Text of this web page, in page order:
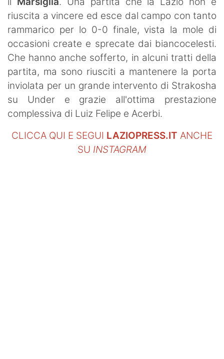
riuscita a vincere ed esce dal campo con tanto
rammarico per lo 0-0 finale, vista la mole di
occasioni create e sprecate dai biancocelesti.
Che hanno anche sofferto, in alcuni tratti della
partita, ma sono riusciti a mantenere la porta
inviolata per un grande intervento di Strakosha
su Under e grazie all'ottima prestazione
complessiva di Luiz Felipe e Acerbi.
CLICCA QUI E SEGUI LAZIOPRESS.IT ANCHE
SU INSTAGRAM